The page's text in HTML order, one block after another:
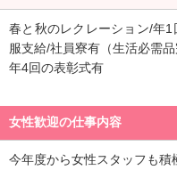
春と秋のレクレーション/年
服支給/社員寮有（生活必需品
年4回の表彰式有
女性歓迎の仕事内容
今年度から女性スタッフも積